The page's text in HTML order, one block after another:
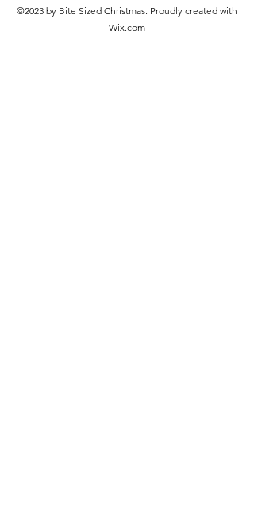
©2023 by Bite Sized Christmas. Proudly created with
Wix.com